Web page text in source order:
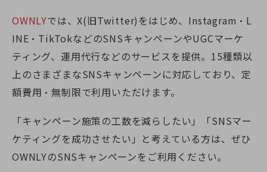
OWNLYでは、X(旧Twitter) をはじめ、Instagram・L
INE・TikTokなどのSNSキャンペーンやUGCマーケ
ティング、運用代行などのサービスを提供。15種類以
上のさまざまなSNSキャンペーンに対応しており、定
額費用・無制限で利用いただけます。
「キャンペーン施策の工数を減らしたい」「SNSマー
ケティングを成功させたい」と考えている方は、ぜひ
OWNLYのSNSキャンペーンをご利用ください。